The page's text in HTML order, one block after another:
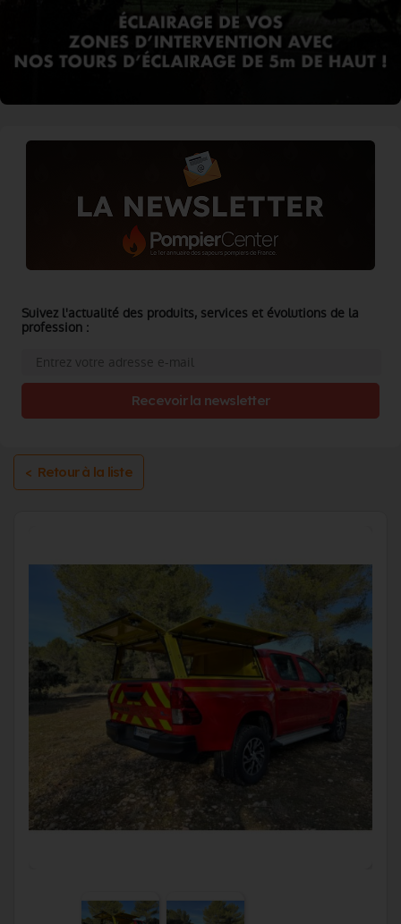
< Retour à la liste
Suivez l'actualité des produits, services et évolutions de la
profession :
Recevoir la newsletter